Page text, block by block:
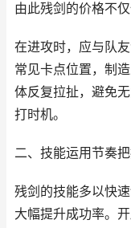
由此残剑的价格不
在进攻时，应与队
常见卡点位置，制
体反复拉扯，避免
打时机。
二、技能运用节奏
残剑的技能多以快
大幅提升成功率。